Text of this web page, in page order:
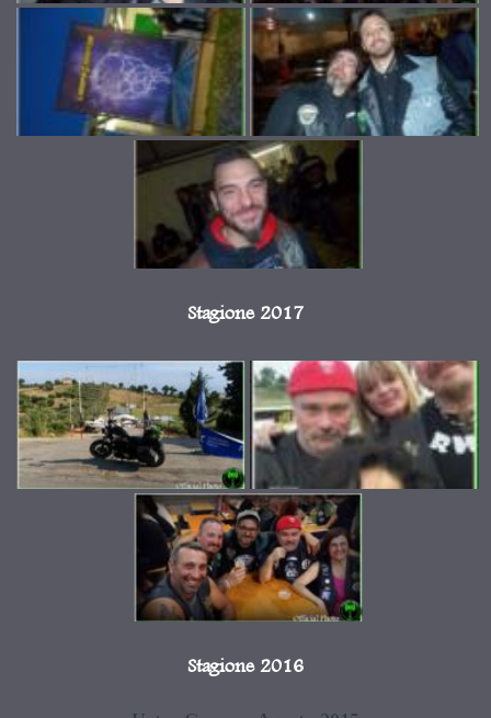
Stagione 2017
Stagione 2016